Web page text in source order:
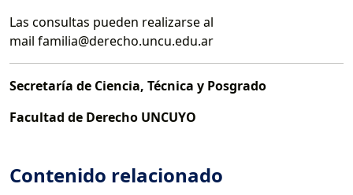
Las consultas pueden realizarse al
mail familia@derecho.uncu.edu.ar
Secretaría de Ciencia, Técnica y Posgrado
Facultad de Derecho UNCUYO
Contenido relacionado